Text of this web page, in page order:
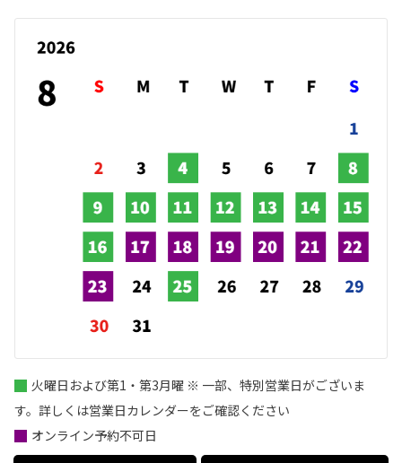
火曜日および第1・第3月曜 ※ 一部、特別営業日がございま
す。詳しくは営業日カレンダーをご確認ください
オンライン予約不可日